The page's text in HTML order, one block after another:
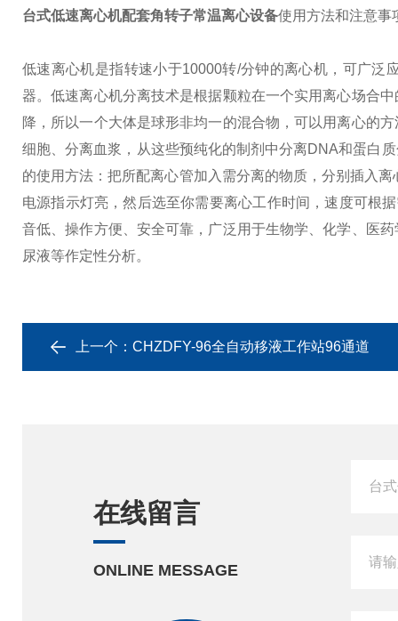
台式低速离心机配套角转子常温离心设备使用方法和注意事
低速离心机是指转速小于10000转/分钟的离心机，可广泛
器。低速离心机分离技术是根据颗粒在一个实用离心场合
降，所以一个大体是球形非均一的混合物，可以用离心的
细胞、分离血浆，从这些预纯化的制剂中分离DNA和蛋白
的使用方法：把所配离心管加入需分离的物质，分别插入
电源指示灯亮，然后选至你需要离心工作时间，速度可根
音低、操作方便、安全可靠，广泛用于生物学、化学、医
尿液等作定性分析。
上一个： CHZDFY-96全自动移液工作站96通道
在线留言
ONLINE MESSAGE